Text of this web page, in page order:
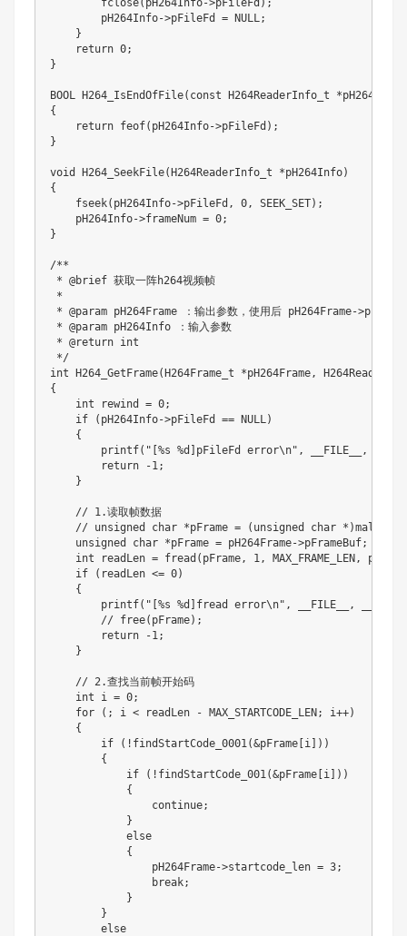
fclose( pH264Info->pFileFd ) ;
        pH264Info
->pFileFd = NULL;
}
return 0;
}
BOOL H264_IsEndOfFile( const H264ReaderInfo_t *pH264Info
{
return feof( pH264Info->pFileFd ) ;
}
void H264_SeekFile( H264ReaderInfo_t *pH264Info)
{
fseek( pH264Info->pFileFd , 0, SEEK_SET) ;
    pH264Info
->frameNum = 0;
}
/**
* @brief 获取一阵h264视频帧
*
* @param pH264Frame ：输出参数，使用后 pH264Frame-
* @param pH264Info ：输入参数
* @return int
*/
int
H264_GetFrame( H264Frame_t *pH264Frame,
{
int rewind = 0;
if
( pH264Info->pFileFd == NULL)
{
printf( "[%s %d]pFileFd error\n" , __FILE__ ,
return
-1;
}
// 1.读取帧数据
// unsigned char *pFrame = (unsigned char
unsigned
char *pFrame = pH264Frame->pFrameBuf;
int readLen = fread ( pFrame, 1, MAX_FRAME_LEN ,
if
( readLen <= 0)
{
printf( "[%s %d]fread error\n" , __FILE__ ,
// free(pFrame);
return
-1;
}
// 2.查找当前帧开始码
int i = 0;
for
( ; i < readLen - MAX_STARTCODE_LEN ; i++)
{
if
( ! findStartCode_0001(&pFrame i ) )
{
if
( ! findStartCode_001(&pFrame i ) )
{
continue;
}
else
{
                pH264Frame
->startcode_len = 3;
break;
}
}
else